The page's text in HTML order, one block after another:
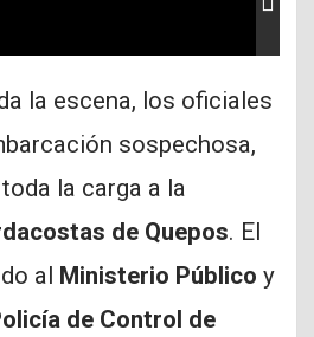
la escena, los oficiales
sospechosa,
la carga a la
de Quepos. El
al Ministerio Público y
de Control de